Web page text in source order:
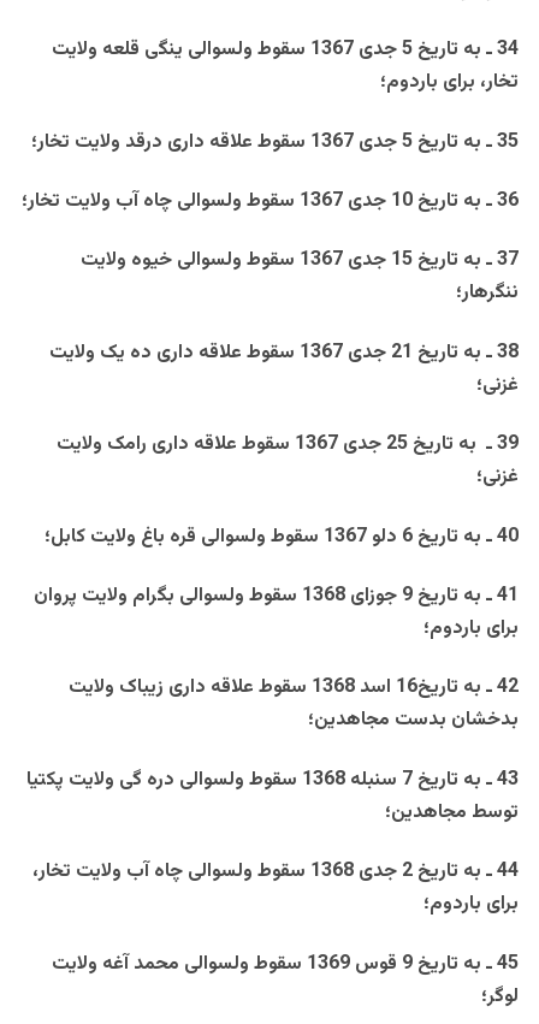
34 ـ به تاريخ 5 جدی 1367 سقوط ولسوالی ينگی قلعه ولايت
تخار، برای باردوم؛
35 ـ به تاريخ 5 جدی 1367 سقوط علاقه داری درقد ولايت تخار؛
36 ـ به تاريخ 10 جدی 1367 سقوط ولسوالی چاه آب ولايت تخار؛
37 ـ به تاريخ 15 جدی 1367 سقوط ولسوالی خيوه ولايت
ننگرهار؛
38 ـ به تاريخ 21 جدی 1367 سقوط علاقه داری ده يک ولايت
غزنی؛
39 ـ به تاريخ 25 جدی 1367 سقوط علاقه داری رامک ولايت
غزنی؛
40 ـ به تاريخ 6 دلو 1367 سقوط ولسوالی قره باغ ولايت کابل؛
41 ـ به تاريخ 9 جوزای 1368 سقوط ولسوالی بگرام ولايت پروان
برای باردوم؛
42 ـ به تاريخ16 اسد 1368 سقوط علاقه داری زيباک ولايت
بدخشان بدست مجاهدين؛
43 ـ به تاريخ 7 سنبله 1368 سقوط ولسوالی دره گی ولايت پکتيا
توسط مجاهدين؛
44 ـ به تاريخ 2 جدی 1368 سقوط ولسوالی چاه آب ولايت تخار،
برای باردوم؛
45 ـ به تاريخ 9 قوس 1369 سقوط ولسوالی محمد آغه ولايت
لوگر؛